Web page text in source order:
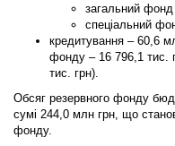
загальний
спеціальний
кредитування – 60,6
фонду – 16 796,1 тис.
тис. грн).
Обсяг резервного фонду
сумі 244,0 млн грн, що
фонду.